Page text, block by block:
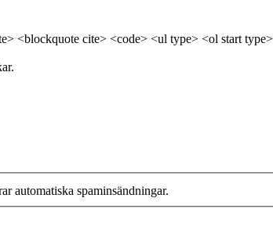
<blockquote cite> <code> <ul type> <ol start
automatiska spaminsändningar.